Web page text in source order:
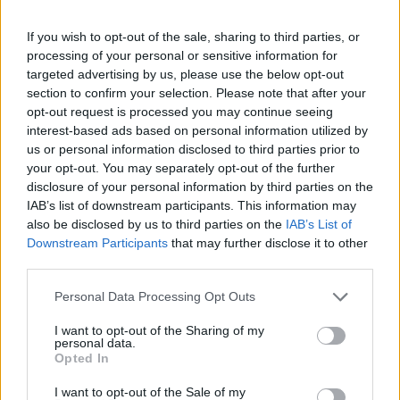
If you wish to opt-out of the sale, sharing to third parties, or
processing of your personal or sensitive information for
targeted advertising by us, please use the below opt-out
section to confirm your selection. Please note that after your
opt-out request is processed you may continue seeing
interest-based ads based on personal information utilized by
us or personal information disclosed to third parties prior to
your opt-out. You may separately opt-out of the further
disclosure of your personal information by third parties on the
IAB’s list of downstream participants. This information may
also be disclosed by us to third parties on the IAB’s List of
Downstream Participants that may further disclose it to other
Personal Data Processing Opt Outs
I want to opt-out of the Sharing of my
personal data.
Opted In
I want to opt-out of the Sale of my
inclusi anche accenti ed espressioni idiomatiche
peculiari. La libreria di voci, disponibili in oltre 100
lingue, fornisce poi un’assistenza clienti multilingue e
puntuale su più Paesi, 24 ore su 24».
Insomma, una delle massime conquiste nella storia
dell’assistenza al cliente?
«Grazie alla possibilità di sfruttare l’AI per le
automazioni, le aziende possono dare la possibilità agli
operatori di liberarsi dalle mansioni ripetitive per
consumatori, questo si traduce in un’esperienza
realmente personalizzata e di qualità che contribuisce
a ridurre i tempi di attesa e ad aumentare la
soddisfazione e la fidelizzazione dei clienti stessi».